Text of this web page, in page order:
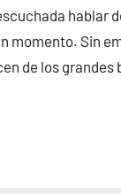
hablar
momento. Sin
de los grandes